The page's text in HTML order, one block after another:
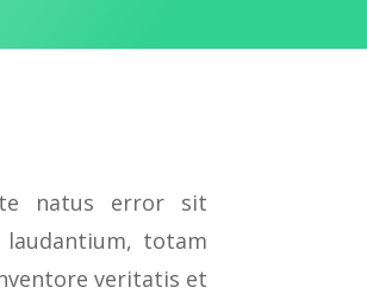
natus error sit
laudantium, totam
veritatis et